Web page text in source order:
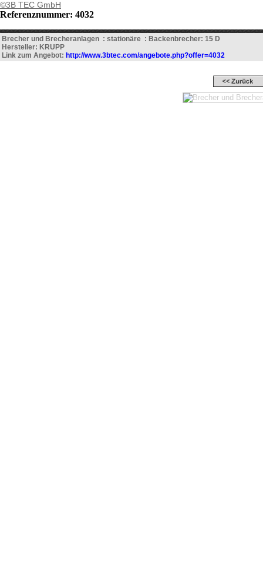
©3B TEC GmbH
Referenznummer: 4032
Brecher und Brecheranlagen : stationäre : Backenbrecher: 15 D
Hersteller: KRUPP
Link zum Angebot: http://www.3btec.com/angebote.php?offer=4032